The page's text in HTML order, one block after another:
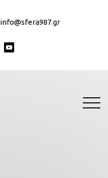
info@sfera987.gr
Toggle